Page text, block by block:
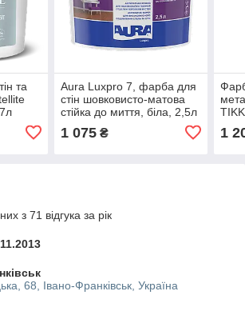
та
Aura Luxpro 7, фарба для
стін шовковисто-матова
стійка до миття, біла, 2,5л
1 075₴
0,9л
1
з 71 відгука за рік
68, Івано-Франківськ, Україна